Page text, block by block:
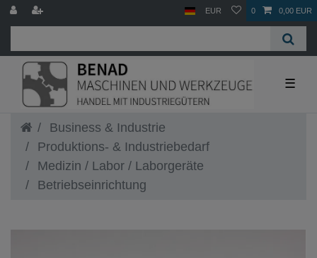
EUR 0 0,00 EUR
☰
Business & Industrie
Produktions- & Industriebedarf
Medizin / Labor / Laborgeräte
Betriebseinrichtung